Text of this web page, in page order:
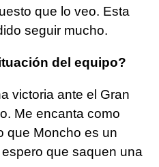
que lo veo. Esta
seguir mucho.
del equipo?
victoria ante el Gran
Me encanta como
que Moncho es un
que saquen una